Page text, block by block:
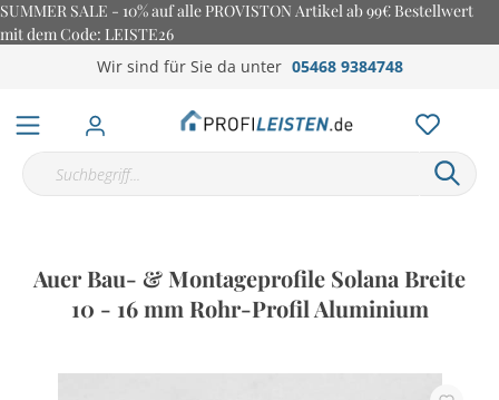
SUMMER SALE - 10% auf alle PROVISTON Artikel ab 99€ Bestellwert
mit dem Code: LEISTE26
Wir sind für Sie da unter 05468 9384748
Auer Bau- & Montageprofile Solana Breite
10 - 16 mm Rohr-Profil Aluminium